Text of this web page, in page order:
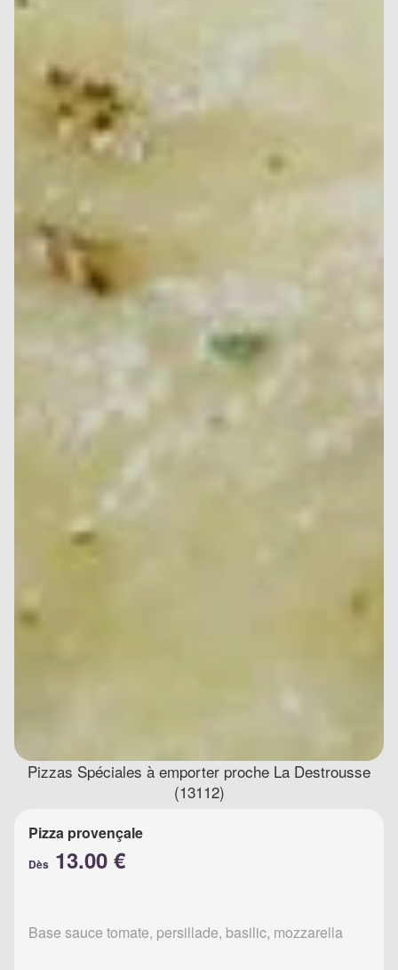
Pizzas Spéciales à emporter proche La Destrousse
(13112)
Pizza provençale
Dès 13.00 €
Base sauce tomate, persillade, basilic, mozzarella